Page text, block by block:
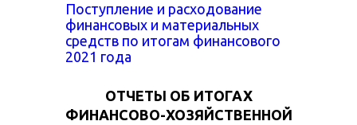
Поступление и расходование
финансовых и материальных
средств по итогам финансового
2021 года
ОТЧЕТЫ ОБ ИТОГАХ
ФИНАНСОВО-ХОЗЯЙСТВЕННОЙ